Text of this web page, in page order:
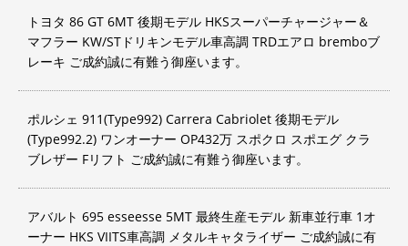
トヨタ 86 GT 6MT 後期モデル HKSスーパーチャージャー＆
マフラー KW/STドリキンモデル車高調 TRDエアロ bremboブ
レーキ ご成約誠に有難う御座います。
ポルシェ 911(Type992) Carrera Cabriolet 後期モデル
(Type992.2) ワンオーナー OP432万 スポクロ スポエグ クラ
ブレザー Fリフト ご成約誠に有難う御座います。
アバルト 695 esseesse 5MT 最終生産モデル 新車並行車 1オ
ーナー HKS VIITS車高調 メタルキャタライザー ご成約誠に有